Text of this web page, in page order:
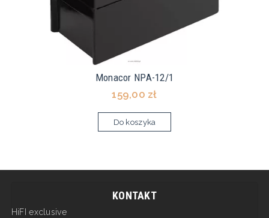
Monacor NPA-12/1
159,00 zł
Do koszyka
KONTAKT
HiFI exclusive